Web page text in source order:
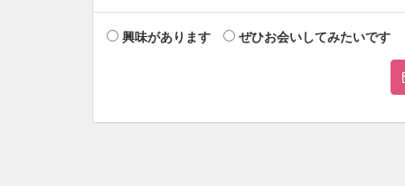
興味があります ぜひお会いしてみたいです